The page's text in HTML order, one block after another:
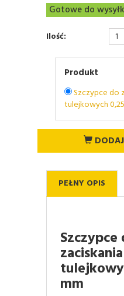
Gotowe do
Ilość:
Produkt
Szczypce do
tulejkowych
PEŁNY OPIS
Szczypce
mm